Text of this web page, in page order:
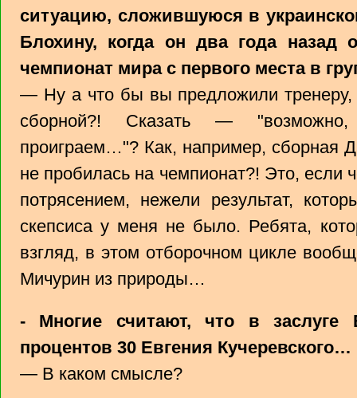
ситуацию, сложившуюся в
Блохину, когда он два года назад
чемпионат мира с первого места в
— Ну а что бы вы предложили тренеру,
сборной?! Сказать —
проиграем…"? Как, например, сборная
не пробилась на чемпионат?! Это,
потрясением, нежели результат,
скепсиса у меня не было. Ребята,
взгляд, в этом отборочном цикле
Мичурин из природы…
- Многие считают, что в заслуге
процентов 30 Евгения Кучеревского…
— В каком смысле?